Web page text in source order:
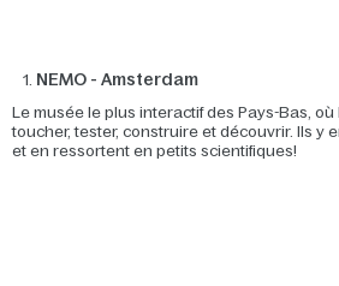
NEMO - Amsterdam
Le musée le plus interactif des Pays-Bas,
toucher, tester, construire et découvrir. Ils y
et en ressortent en petits scientifiques!